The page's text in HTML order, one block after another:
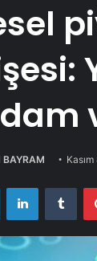
BAYRAM
Twitter LinkedIn